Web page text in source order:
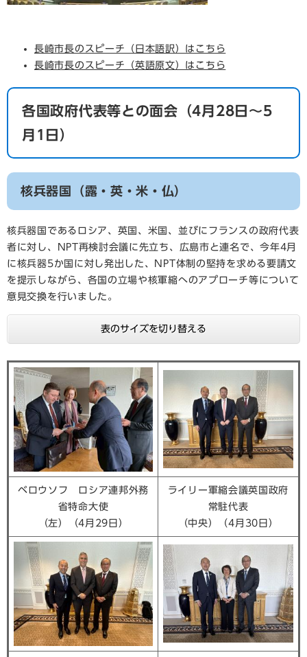
長崎市長のスピーチ（日本語訳）はこちら
長崎市長のスピーチ（英語原文）はこちら
各国政府代表等との面会（4月28日～5
月1日）
核兵器国（露・英・米・仏）
核兵器国であるロシア、英国、米国、並びにフランスの政府代表
者に対し、NPT再検討会議に先立ち、広島市と連名で、今年4月
に核兵器5か国に対し発出した、NPT体制の堅持を求める要請文
を提示しながら、各国の立場や核軍縮へのアプローチ等について
意見交換を行いました。
表のサイズを切り替える
ベロウソフ ロシア連邦外務
省特命大使
（左）（4月29日）
ライリー軍縮会議英国政府
常駐代表
（中央）（4月30日）